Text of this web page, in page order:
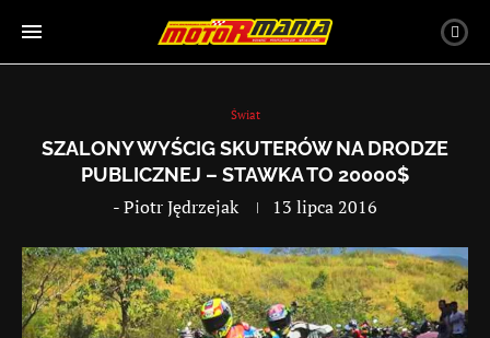
Świat
SZALONY WYŚCIG SKUTERÓW NA DRODZE
PUBLICZNEJ – STAWKA TO 20000$
-Piotr Jędrzejak 13 lipca 2016